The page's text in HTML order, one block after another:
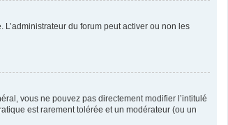
du forum peut activer ou non les
vous ne pouvez pas directement modifier l’intitulé
est rarement tolérée et un modérateur (ou un